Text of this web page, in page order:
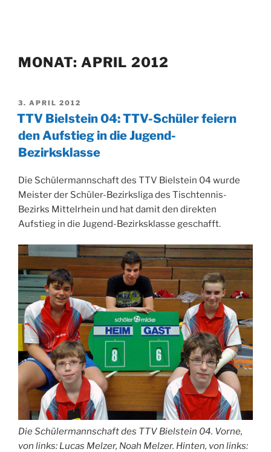
MONAT: APRIL 2012
VERÖFFENTLICHT
AM
3. APRIL 2012
TTV Bielstein 04: TTV-Schüler feiern
den Aufstieg in die Jugend-
Bezirksklasse
Die Schülermannschaft des TTV Bielstein 04 wurde
Meister der Schüler-Bezirksliga des Tischtennis-
Bezirks Mittelrhein und hat damit den direkten
Aufstieg in die Jugend-Bezirksklasse geschafft.
Die Schülermannschaft des TTV Bielstein 04. Vorne,
von links: Lucas Melzer, Noah Melzer. Hinten, von links: